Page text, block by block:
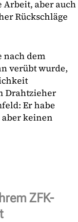
aber auch
Rückschläge
nach dem
verübt wurde,
Drahtzieher
Er habe
keinen
ZFK-